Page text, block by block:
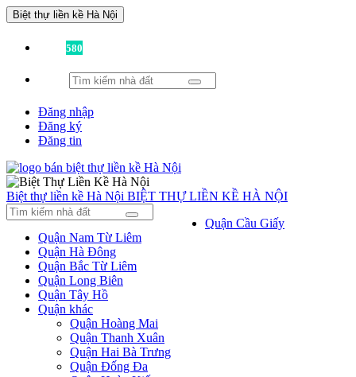
Biệt thự liền kề Hà Nội
580
Đăng nhập
Đăng ký
Đăng tin
Biệt thự liền kề Hà Nội BIỆT THỰ LIỀN KỀ HÀ NỘI
Quận Cầu Giấy
Quận Nam Từ Liêm
Quận Hà Đông
Quận Bắc Từ Liêm
Quận Long Biên
Quận Tây Hồ
Quận khác
Quận Hoàng Mai
Quận Thanh Xuân
Quận Hai Bà Trưng
Quận Đống Đa